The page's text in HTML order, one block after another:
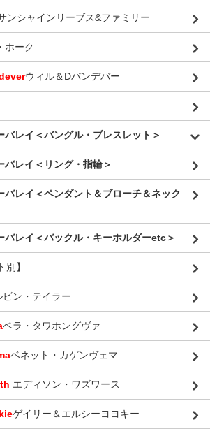
ンシャインリーブス&ファミリー
ホーク
ウィル＆Dバンデバー
バレイ＜バングル・ブレスレット＞
レイ＜リング・指輪＞
バレイ＜ペンダント＆ブローチ＆ネック
バレイ＜バックル・キーホルダーetc＞
別】
ビン・テイラー
ベラ・タワホングヴァ
ベネット・カゲンヴェマ
エディソン・ワズワース
ゲイリー＆エルシーヨヨキー